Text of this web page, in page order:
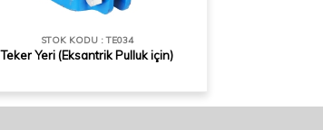
STOK KODU : TE034
Teker Yeri (Eksantrik Pulluk için)